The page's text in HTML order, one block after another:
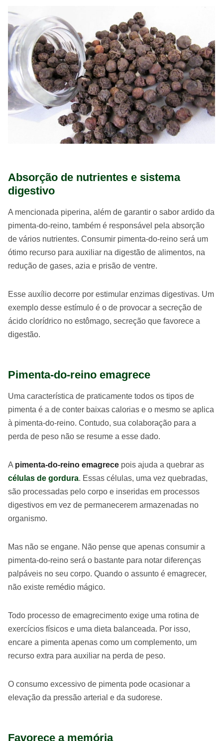
Absorção de nutrientes e sistema
digestivo
A mencionada piperina, além de garantir o sabor ardido da
pimenta-do-reino, também é responsável pela absorção
de vários nutrientes. Consumir pimenta-do-reino será um
ótimo recurso para auxiliar na digestão de alimentos, na
redução de gases, azia e prisão de ventre.
Esse auxílio decorre por estimular enzimas digestivas. Um
exemplo desse estímulo é o de provocar a secreção de
ácido clorídrico no estômago, secreção que favorece a
digestão.
Pimenta-do-reino emagrece
Uma característica de praticamente todos os tipos de
pimenta é a de conter baixas calorias e o mesmo se aplica
à pimenta-do-reino. Contudo, sua colaboração para a
perda de peso não se resume a esse dado.
A pimenta-do-reino emagrece pois ajuda a quebrar as
células de gordura. Essas células, uma vez quebradas,
são processadas pelo corpo e inseridas em processos
digestivos em vez de permanecerem armazenadas no
organismo.
Mas não se engane. Não pense que apenas consumir a
pimenta-do-reino será o bastante para notar diferenças
palpáveis no seu corpo. Quando o assunto é emagrecer,
não existe remédio mágico.
Todo processo de emagrecimento exige uma rotina de
exercícios físicos e uma dieta balanceada. Por isso,
encare a pimenta apenas como um complemento, um
recurso extra para auxiliar na perda de peso.
O consumo excessivo de pimenta pode ocasionar a
elevação da pressão arterial e da sudorese.
Favorece a memória